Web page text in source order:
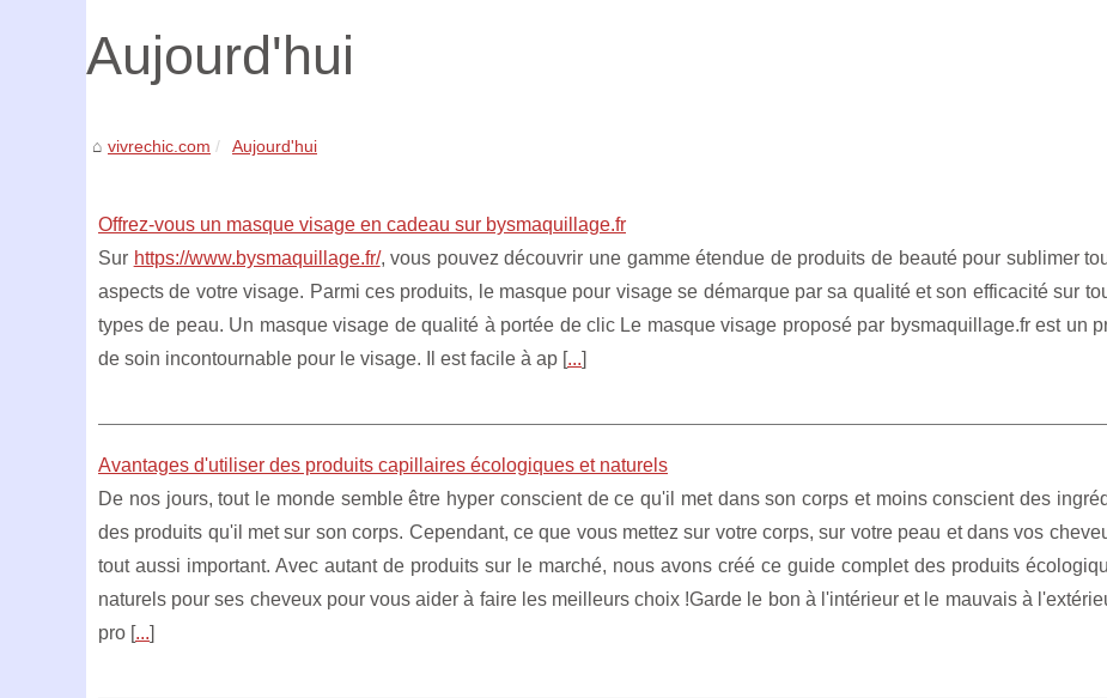
Aujourd'hui
vivrechic.com Aujourd'hui
Offrez-vous un masque visage en cadeau sur bysmaquillage.fr
Sur https://www.bysmaquillage.fr/, vous pouvez découvrir une gamme étendue de produits de beauté pour sublimer
aspects de votre visage. Parmi ces produits, le masque pour visage se démarque par sa qualité et son efficacité sur
types de peau. Un masque visage de qualité à portée de clic Le masque visage proposé par bysmaquillage.fr est un
de soin incontournable pour le visage. Il est facile à ap [...]
Avantages d'utiliser des produits capillaires écologiques et naturels
De nos jours, tout le monde semble être hyper conscient de ce qu'il met dans son corps et moins conscient des
des produits qu'il met sur son corps. Cependant, ce que vous mettez sur votre corps, sur votre peau et dans vos
tout aussi important. Avec autant de produits sur le marché, nous avons créé ce guide complet des produits
naturels pour ses cheveux pour vous aider à faire les meilleurs choix !Garde le bon à l'intérieur et le mauvais à
pro [...]